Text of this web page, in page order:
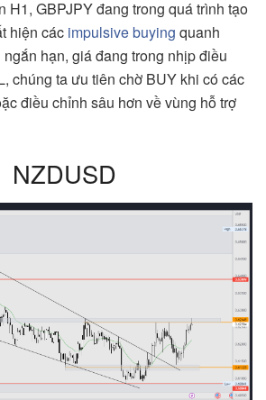
H1, GBPJPY đang trong quá trình tạo
hiện các impulsive buying quanh
hạn, giá đang trong nhịp điều
chúng ta ưu tiên chờ BUY khi có các
điều chỉnh sâu hơn về vùng hỗ trợ
NZDUSD